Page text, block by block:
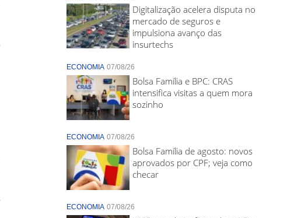
Digitalização acelera disputa no
mercado de seguros e
impulsiona avanço das
insurtechs
ECONOMIA 07/08/26
Bolsa Família e BPC: CRAS
intensifica visitas a quem mora
sozinho
ECONOMIA 07/08/26
Bolsa Família de agosto: novos
aprovados por CPF; veja como
checar
ECONOMIA 07/08/26